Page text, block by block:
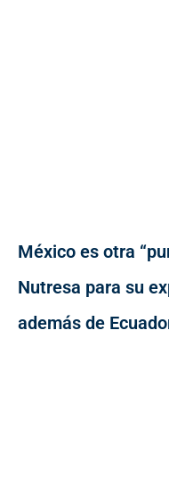
México es otra
Nutresa para su
además de